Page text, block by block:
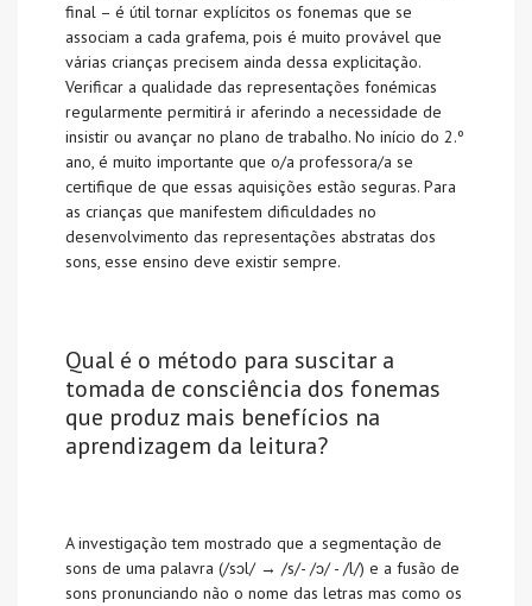
final – é útil tornar explícitos os fonemas que se
associam a cada grafema, pois é muito provável que
várias crianças precisem ainda dessa explicitação.
Verificar a qualidade das representações fonémicas
regularmente permitirá ir aferindo a necessidade de
insistir ou avançar no plano de trabalho. No início do 2.º
ano, é muito importante que o/a professora/a se
certifique de que essas aquisições estão seguras. Para
as crianças que manifestem dificuldades no
desenvolvimento das representações abstratas dos
sons, esse ensino deve existir sempre.
Qual é o método para suscitar a
tomada de consciência dos fonemas
que produz mais benefícios na
aprendizagem da leitura?
A investigação tem mostrado que a segmentação de
sons de uma palavra (/sɔl/ → /s/- /ɔ/ - /l/) e a fusão de
sons pronunciando não o nome das letras mas como os